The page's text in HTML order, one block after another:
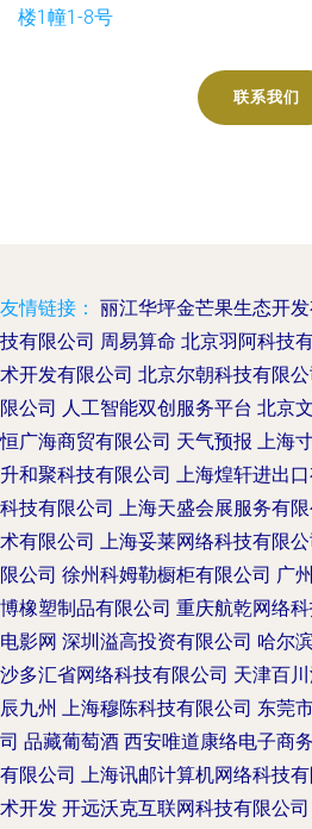
楼1幢1-8号
联系我们
友情链接： 丽江华坪金芒果生态开
技有限公司 周易算命 北京羽阿科技
术开发有限公司 北京尔朝科技有限公
限公司 人工智能双创服务平台 北京
恒广海商贸有限公司 天气预报 上海
升和聚科技有限公司 上海煌轩进出
科技有限公司 上海天盛会展服务有限
术有限公司 上海妥莱网络科技有限公
限公司 徐州科姆勒橱柜有限公司 广
博橡塑制品有限公司 重庆航乾网络
电影网 深圳溢高投资有限公司 哈尔
沙多汇省网络科技有限公司 天津百
辰九州 上海穆陈科技有限公司 东莞
司 品藏葡萄酒 西安唯道康络电子商
有限公司 上海讯邮计算机网络科技
术开发 开远沃克互联网科技有限公司